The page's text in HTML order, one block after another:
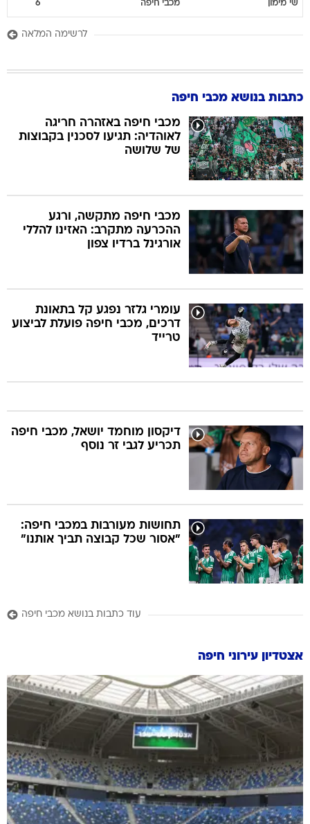
שי מימון מכבי חיפה 6
לרשימה המלאה
כתבות בנושא מכבי חיפה
מכבי חיפה באזהרה חריגה
לאוהדיה: תגיעו לסכנין בקבוצות
של שלושה
מכבי חיפה מתקשה, ורגע
ההכרעה מתקרב: האזינו להללי
אורגינל ברדיו צפון
עומרי גלזר נפגע קל בתאונת
דרכים, מכבי חיפה פועלת לביצוע
טרייד
דיקסון מוחמד יושאל, מכבי חיפה
תכריע לגבי זר נוסף
תחושות מעורבות במכבי חיפה:
"אסור שכל קבוצה תביך אותנו"
עוד כתבות בנושא מכבי חיפה
אצטדיון עירוני חיפה